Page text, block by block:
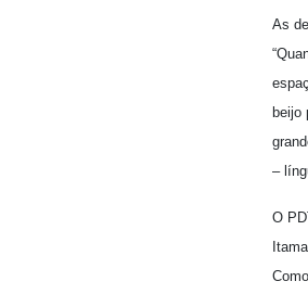
As
beijo
–
O